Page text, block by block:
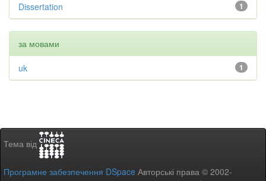
1
Dissertation
за мовами
1
uk
Тема від
Програмне забезпечення DSpace Авторські права © 2002-